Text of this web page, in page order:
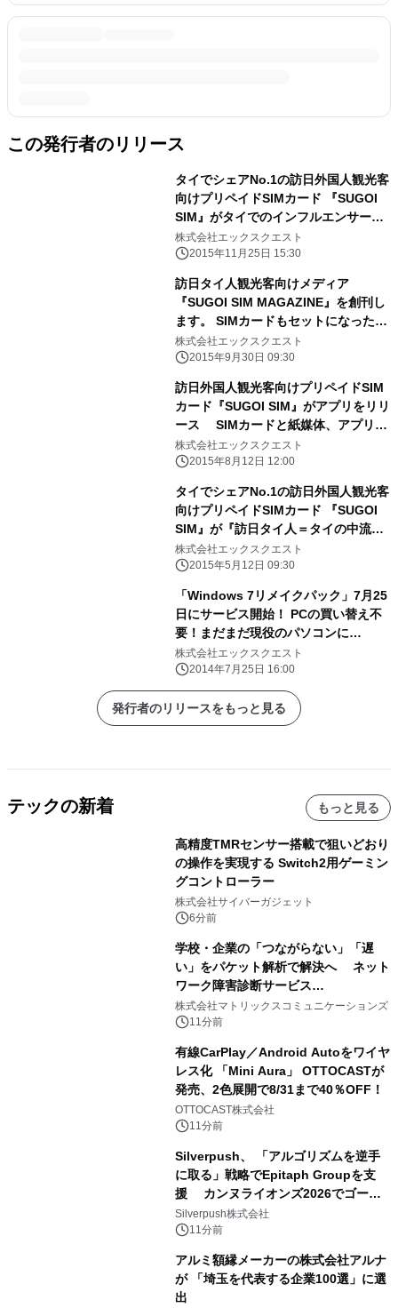
この発行者のリリース
タイでシェアNo.1の訪日外国人観光客
向けプリペイドSIMカード 『SUGOI
SIM』がタイでのインフルエンサーを
活用した プロモーションサービスをス
タート
株式会社エックスクエスト
2015年11月25日 15:30
訪日タイ人観光客向けメディア
『SUGOI SIM MAGAZINE』を創刊し
ます。 SIMカードもセットになった、
今までにない訪日外国人向けの無料ガ
イドブックです。
株式会社エックスクエスト
2015年9月30日 09:30
訪日外国人観光客向けプリペイドSIM
カード『SUGOI SIM』がアプリをリリ
ース SIMカードと紙媒体、アプリの
連携で新しいインバウンドビジネスを
展開
株式会社エックスクエスト
2015年8月12日 12:00
タイでシェアNo.1の訪日外国人観光客
向けプリペイドSIMカード 『SUGOI
SIM』が『訪日タイ人＝タイの中流層
以上の消費者』を対象とした マーケテ
ィングリサーチ サービスをスタート
株式会社エックスクエスト
2015年5月12日 09:30
「Windows 7リメイクパック」7月25
日にサービス開始！ PCの買い替え不
要！まだまだ現役のパソコンに
Windows 7をインストール
株式会社エックスクエスト
2014年7月25日 16:00
発行者のリリースをもっと見る
テックの新着 もっと見る
高精度TMRセンサー搭載で狙いどおり
の操作を実現する Switch2用ゲーミン
グコントローラー
株式会社サイバーガジェット
6分前
学校・企業の「つながらない」「遅
い」をパケット解析で解決へ ネット
ワーク障害診断サービス
「Sonarman」の一般販売を開始
株式会社マトリックスコミュニケーションズ
11分前
有線CarPlay／Android Autoをワイヤ
レス化 「Mini Aura」 OTTOCASTが
発売、2色展開で8/31まで40％OFF！
OTTOCAST株式会社
11分前
Silverpush、 「アルゴリズムを逆手
に取る」戦略でEpitaph Groupを支
援 カンヌライオンズ2026でゴール
ド2部門を含む3賞受賞に貢献
Silverpush株式会社
11分前
アルミ額縁メーカーの株式会社アルナ
が 「埼玉を代表する企業100選」に選
出